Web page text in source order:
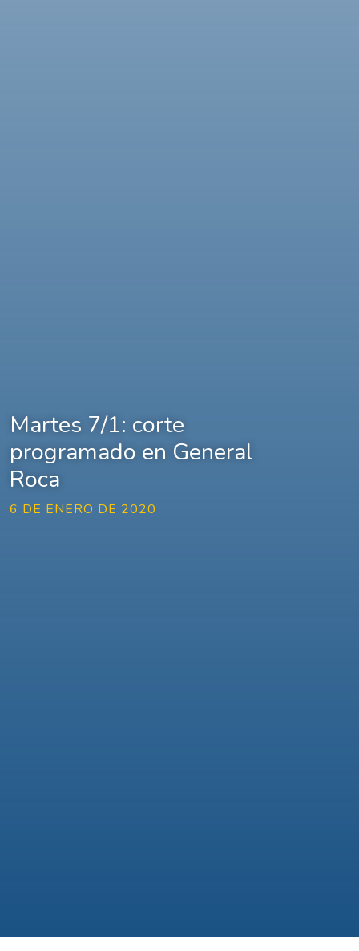
Martes 7/1: corte
programado en General
Roca
6 DE ENERO DE 2020